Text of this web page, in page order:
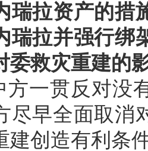
瑞拉资产的措
瑞拉并强行绑
委救灾重建的
方一贯反对没
尽早全面取消
建创造有利条